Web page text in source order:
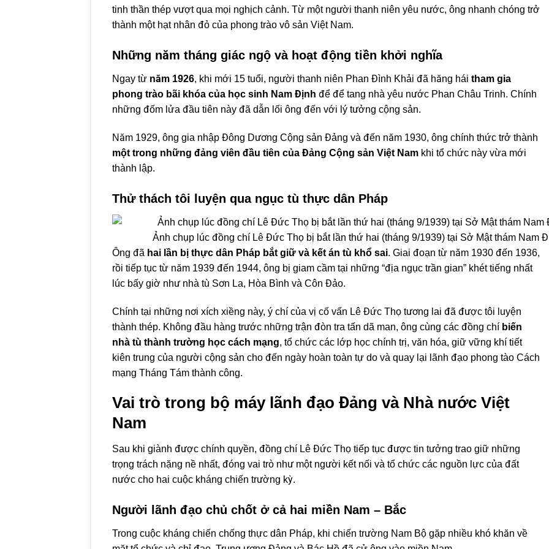
tinh thần thép vượt qua mọi nghịch cảnh. Từ một người thanh niên yêu nước, ông nhanh chóng trở
thành một hạt nhân đỏ của phong trào vô sản Việt Nam.
Những năm tháng giác ngộ và hoạt động tiền khởi nghĩa
Ngay từ năm 1926, khi mới 15 tuổi, người thanh niên Phan Đình Khải đã hăng hái tham gia
phong trào bãi khóa của học sinh Nam Định để để tang nhà yêu nước Phan Châu Trinh. Chính
những đốm lửa đầu tiên này đã dẫn lối ông đến với lý tưởng cộng sản.
Năm 1929, ông gia nhập Đông Dương Cộng sản Đảng và đến năm 1930, ông chính thức trở thành
một trong những đảng viên đầu tiên của Đảng Cộng sản Việt Nam khi tổ chức này vừa mới
thành lập.
Thử thách tôi luyện qua ngục tù thực dân Pháp
Ảnh chụp lúc đồng chí Lê Đức Thọ bị bắt lần thứ hai (tháng 9/1939) tại Sở Mật thám Nam
Ông đã hai lần bị thực dân Pháp bắt giữ và kết án tù khổ sai. Giai đoạn từ năm 1930 đến 1936,
rồi tiếp tục từ năm 1939 đến 1944, ông bị giam cầm tại những “địa ngục trần gian” khét tiếng nhất
lúc bấy giờ như nhà tù Sơn La, Hòa Bình và Côn Đảo.
Chính tại những nơi xích xiềng này, ý chí của vị cố vấn Lê Đức Thọ tương lai đã được tôi luyện
thành thép. Không đầu hàng trước những trận đòn tra tấn dã man, ông cùng các đồng chí biến
nhà tù thành trường học cách mạng, tổ chức các lớp học chính trị, văn hóa, giữ vững khí tiết
kiên trung của người cộng sản cho đến ngày hoàn toàn tự do và quay lại lãnh đạo phong tào Cách
mạng Tháng Tám thành công.
Vai trò trong bộ máy lãnh đạo Đảng và Nhà nước Việt
Nam
Sau khi giành được chính quyền, đồng chí Lê Đức Thọ tiếp tục được tin tưởng trao giữ những
trọng trách nặng nề nhất, đóng vai trò như một người kết nối và tổ chức các nguồn lực của đất
nước cho hai cuộc kháng chiến trường kỳ.
Người lãnh đạo chủ chốt ở cả hai miền Nam – Bắc
Trong cuộc kháng chiến chống thực dân Pháp, khi chiến trường Nam Bộ gặp nhiều khó khăn về